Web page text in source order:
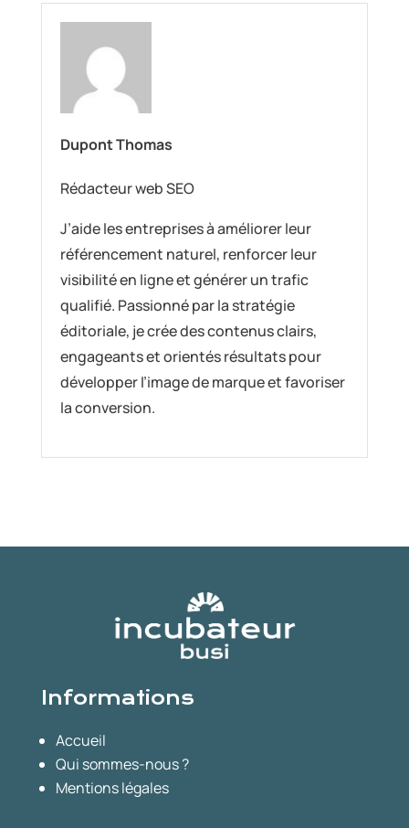
Dupont Thomas
Rédacteur web SEO
J’aide les entreprises à améliorer leur
référencement naturel, renforcer leur
visibilité en ligne et générer un trafic
qualifié. Passionné par la stratégie
éditoriale, je crée des contenus clairs,
engageants et orientés résultats pour
développer l’image de marque et favoriser
la conversion.
Informations
Accueil
Qui sommes-nous ?
Mentions légales